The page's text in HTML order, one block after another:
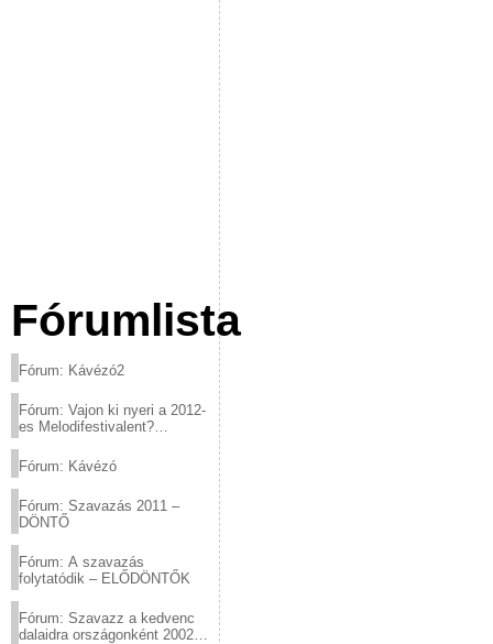
Fórumlista
Fórum: Kávézó2
Fórum: Vajon ki nyeri a 2012-
es Melodifestivalent?
Fórum: Kávézó
Fórum: Szavazás 2011 –
DÖNTŐ
Fórum: A szavazás
folytatódik – ELŐDÖNTŐK
Fórum: Szavazz a kedvenc
dalaidra országonként 2002